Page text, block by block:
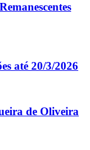
até 20/3/2026
de Oliveira